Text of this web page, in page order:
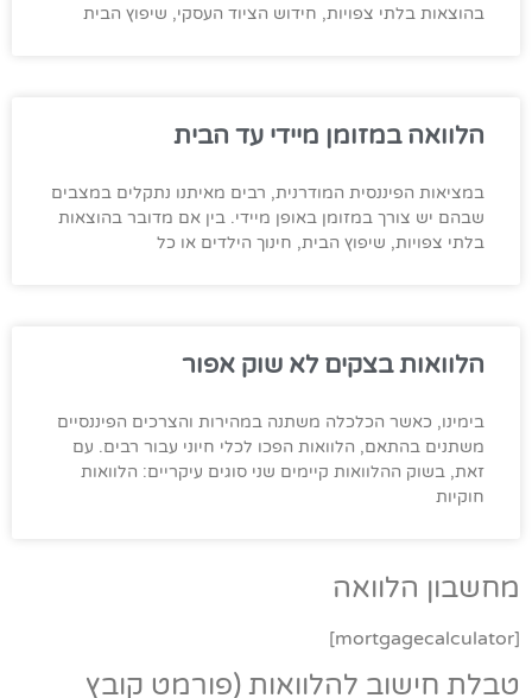
בהוצאות בלתי צפויות, חידוש הציוד העסקי, שיפוץ הבית
הלוואה במזומן מיידי עד הבית
במציאות הפיננסית המודרנית, רבים מאיתנו נתקלים במצבים
שבהם יש צורך במזומן באופן מיידי. בין אם מדובר בהוצאות
בלתי צפויות, שיפוץ הבית, חינוך הילדים או כל
הלוואות בצקים לא שוק אפור
בימינו, כאשר הכלכלה משתנה במהירות והצרכים הפיננסיים
משתנים בהתאם, הלוואות הפכו לכלי חיוני עבור רבים. עם
זאת, בשוק ההלוואות קיימים שני סוגים עיקריים: הלוואות
חוקיות
מחשבון הלוואה
[mortgagecalculator]
טבלת חישוב להלוואות (פורמט קובץ